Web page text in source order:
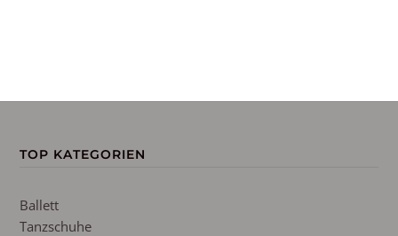
TOP KATEGORIEN
Ballett
Tanzschuhe